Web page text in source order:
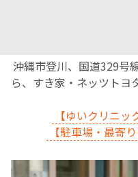
沖縄市登川、国道329号
ら、すき家・ネッツトヨ
【ゆいクリニッ
【駐車場・最寄